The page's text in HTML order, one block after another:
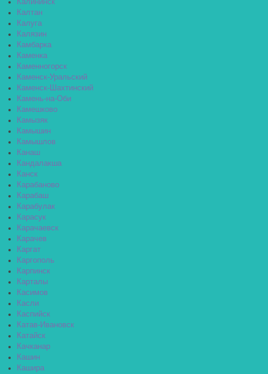
Калининск
Калтан
Калуга
Калязин
Камбарка
Каменка
Каменногорск
Каменск-Уральский
Каменск-Шахтинский
Камень-на-Оби
Камешково
Камызяк
Камышин
Камышлов
Канаш
Кандалакша
Канск
Карабаново
Карабаш
Карабулак
Карасук
Карачаевск
Карачев
Каргат
Каргополь
Карпинск
Карталы
Касимов
Касли
Каспийск
Катав-Ивановск
Катайск
Качканар
Кашин
Кашира